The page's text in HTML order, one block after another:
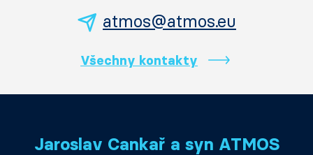
atmos@atmos.eu
Všechny kontakty
Jaroslav Cankař a syn ATMOS